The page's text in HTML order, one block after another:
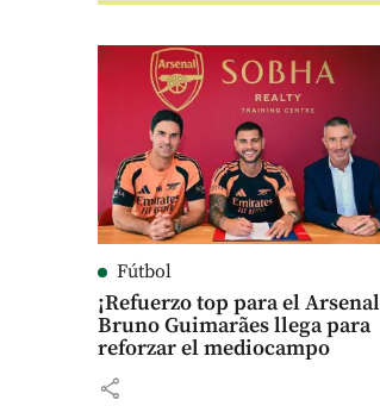
Fútbol
¡Refuerzo top para el
Bruno Guimarães llega para
reforzar el mediocampo
share